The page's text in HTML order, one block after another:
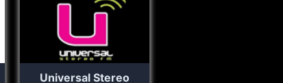
Universal Stereo